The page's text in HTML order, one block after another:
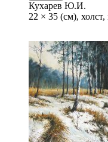
Кухарев Ю.И.
22 × 35 (см), холст,